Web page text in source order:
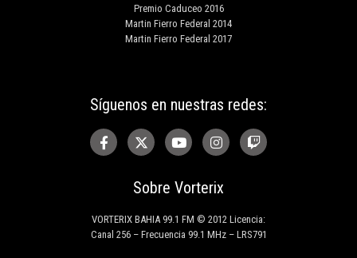
Sobre Vorterix
VORTERIX BAHIA 99.1 FM © 2012 Licencia:
Canal 256 – Frecuencia 99.1 MHz – LRS791
Síguenos en nuestras redes:
Premio Caduceo 2016
Martin Fierro Federal 2014
Martin Fierro Federal 2017